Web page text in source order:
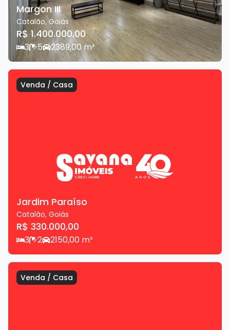
Margon III
Catalão, Goiás
R$ 1.400.000,00
3 5 2389,00m²
Venda / Casa
Jardim Paraíso
Catalão, Goiás
R$ 330.000,00
3 2 2150,00 m²
Venda / Casa